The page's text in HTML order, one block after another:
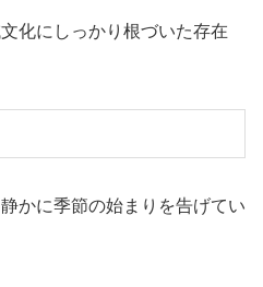
化にしっかり根づいた存在
かに季節の始まりを告げてい